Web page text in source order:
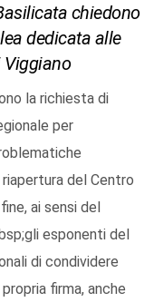
chiedono
dedicata alle
Viggiano
la richiesta di
per
del Centro
ai sensi del
esponenti del
di condividere
firma, anche